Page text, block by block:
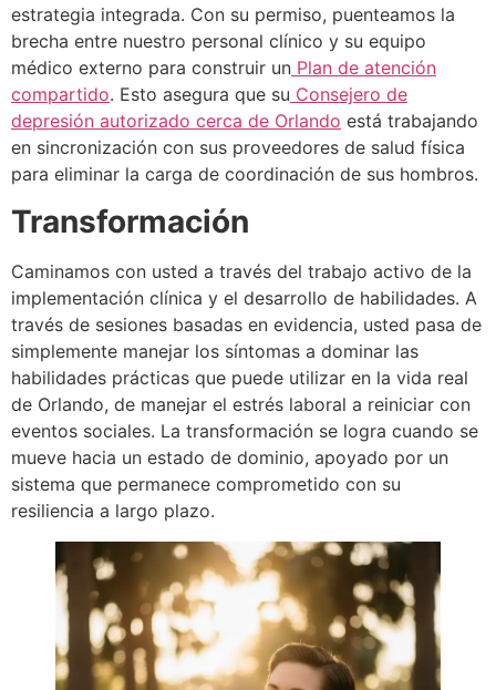
estrategia integrada. Con su permiso, puenteamos la
brecha entre nuestro personal clínico y su equipo
médico externo para construir un Plan de atención
compartido. Esto asegura que su Consejero de
depresión autorizado cerca de Orlando está trabajando
en sincronización con sus proveedores de salud física
para eliminar la carga de coordinación de sus hombros.
Transformación
Caminamos con usted a través del trabajo activo de la
implementación clínica y el desarrollo de habilidades. A
través de sesiones basadas en evidencia, usted pasa de
simplemente manejar los síntomas a dominar las
habilidades prácticas que puede utilizar en la vida real
de Orlando, de manejar el estrés laboral a reiniciar con
eventos sociales. La transformación se logra cuando se
mueve hacia un estado de dominio, apoyado por un
sistema que permanece comprometido con su
resiliencia a largo plazo.